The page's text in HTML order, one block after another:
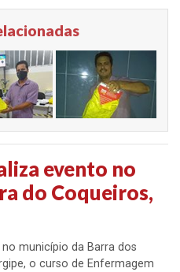
evento no
do Coqueiros,
município da Barra dos
o curso de Enfermagem